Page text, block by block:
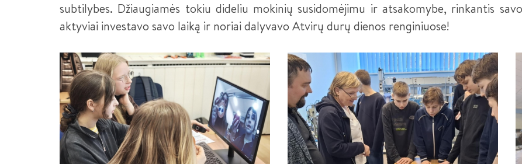
subtilybes. Džiaugiamės tokiu dideliu mokinių susidomėjimu ir atsakomybe, rinkantis
aktyviai investavo savo laiką ir noriai dalyvavo Atvirų durų dienos renginiuose!